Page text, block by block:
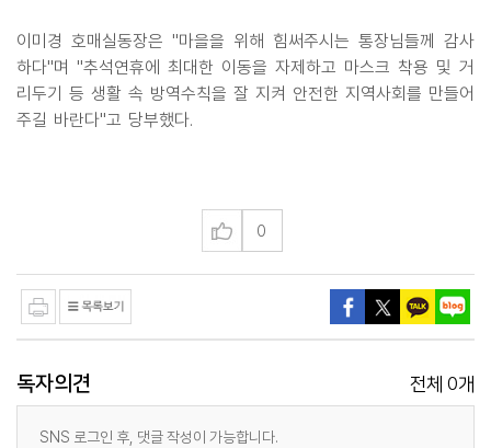
이미경 호매실동장은 "마을을 위해 힘써주시는 통장님들께 감사
하다"며 "추석연휴에 최대한 이동을 자제하고 마스크 착용 및 거
리두기 등 생활 속 방역수칙을 잘 지켜 안전한 지역사회를 만들어
주길 바란다"고 당부했다.
0
독자의견 전체 0개
SNS 로그인 후, 댓글 작성이 가능합니다.